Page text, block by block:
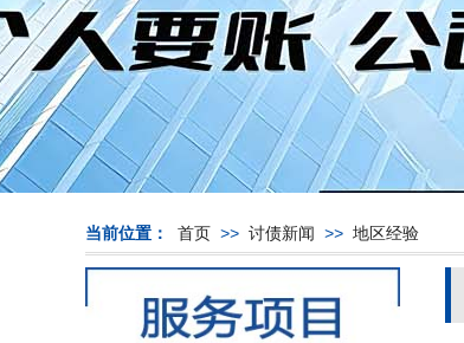
当前位置： 首页 >> 讨债新闻 >> 地区经验